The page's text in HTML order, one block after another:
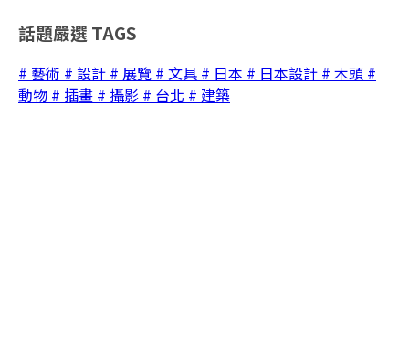
話題嚴選 TAGS
# 藝術 # 設計 # 展覽 # 文具 # 日本 # 日本設計 # 木頭 #
動物 # 插畫 # 攝影 # 台北 # 建築